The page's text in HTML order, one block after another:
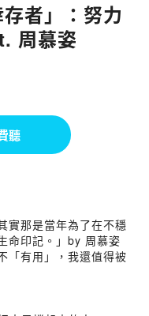
者」：努力
周慕姿
聽
實那是當年為了在不穩
命印記。」by 周慕姿
「有用」，我還值得被